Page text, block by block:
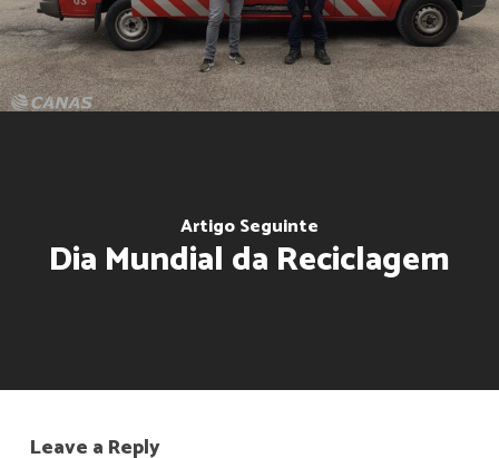
Artigo Seguinte
Dia Mundial da Reciclagem
Leave a Reply